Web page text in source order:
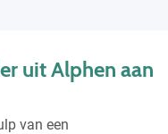
uit Alphen aan
van een